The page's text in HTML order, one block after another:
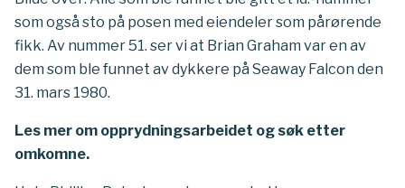
som også sto på posen med eiendeler som pårørende
fikk. Av nummer 51. ser vi at Brian Graham var en av
dem som ble funnet av dykkere på Seaway Falcon den
31. mars 1980.
Les mer om opprydningsarbeidet og søk etter
omkomne.